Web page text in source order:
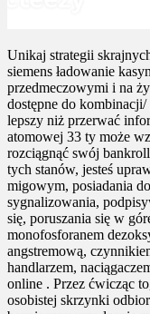
Unikaj strategii
siemens ładowanie
przedmeczowymi i na
dostępne do
lepszy niż przerwać
atomowej 33 ty może
rozciągnąć swój
tych stanów, jesteś
migowym, posiadania
sygnalizowania,
się, poruszania się w
monofosforanem
angstremową,
handlarzem,
online . Przez ćwicząc
osobistej skrzynki